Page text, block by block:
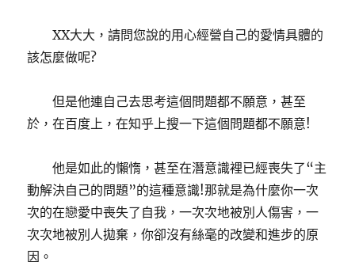
XX大大，請問您說的用心經營自己的愛情具體的
該怎麼做呢?
但是他連自己去思考這個問題都不願意，甚至
於，在百度上，在知乎上搜一下這個問題都不願意!
他是如此的懶惰，甚至在潛意識裡已經喪失了“主
動解決自己的問題”的這種意識!那就是為什麼你一次
次的在戀愛中喪失了自我，一次次地被別人傷害，一
次次地被別人拋棄，你卻沒有絲毫的改變和進步的原
因。